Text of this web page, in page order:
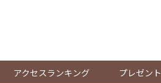
アクセスランキング プレゼント